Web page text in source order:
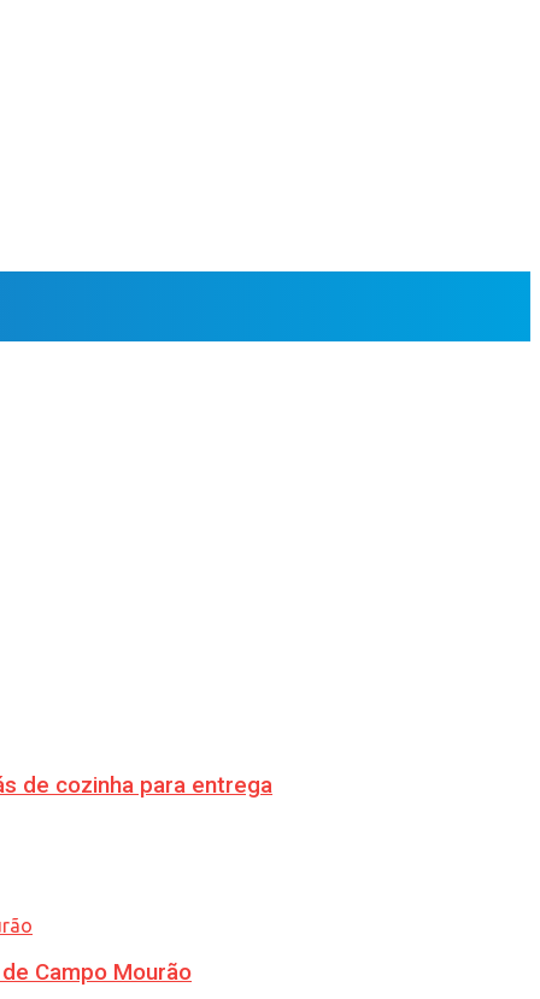
de cozinha para entrega
Campo Mourão